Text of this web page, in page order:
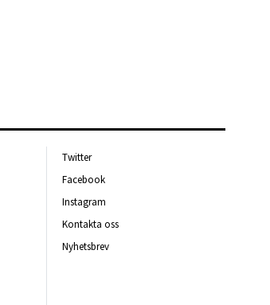
Twitter
Facebook
Instagram
Kontakta oss
Nyhetsbrev